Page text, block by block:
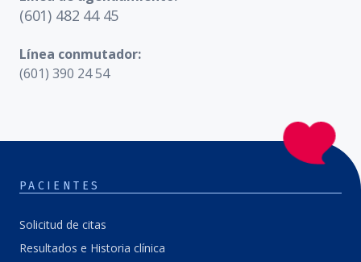
(601) 482 44 45
Línea conmutador:
(601) 390 24 54
PACIENTES
Solicitud de citas
Resultados e Historia clínica